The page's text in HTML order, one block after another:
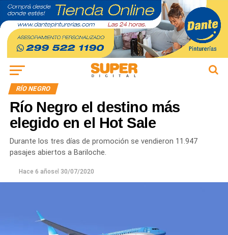
RÍO NEGRO
Río Negro el destino más
elegido en el Hot Sale
Durante los tres días de promoción se vendieron 11.947
pasajes abiertos a Bariloche.
Hace 6 añosel 30/07/2020